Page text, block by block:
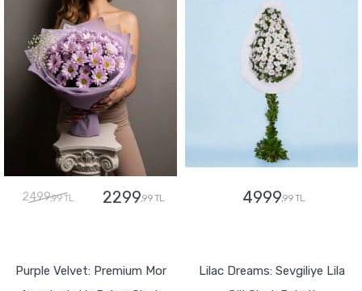
2499,99 TL 2299,99 TL 4999,99 TL
Purple Velvet: Premium Mor
Lilac Dreams: Sevgiliye Lila